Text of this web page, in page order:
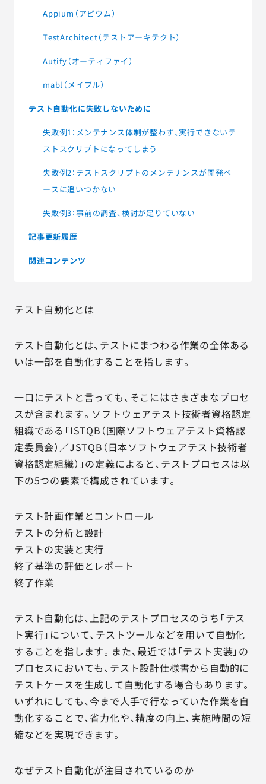
Appium（アピウム）
TestArchitect（テストアーキテクト）
Autify（オーティファイ）
mabl（メイブル）
テスト自動化に失敗しないために
失敗例1：メンテナンス体制が整わず、実行できないテ
ストスクリプトになってしまう
失敗例2：テストスクリプトのメンテナンスが開発ペ
ースに追いつかない
失敗例3：事前の調査、検討が足りていない
記事更新履歴
関連コンテンツ
テスト自動化とは
テスト自動化とは、テストにまつわる作業の全体ある
いは一部を自動化することを指します。
一口にテストと言っても、そこにはさまざまなプロセ
スが含まれます。ソフトウェアテスト技術者資格認定
組織である「ISTQB（国際ソフトウェアテスト資格認
定委員会）／JSTQB（日本ソフトウェアテスト技術者
資格認定組織）」の定義によると、テストプロセスは以
下の5つの要素で構成されています。
テスト計画作業とコントロール
テストの分析と設計
テストの実装と実行
終了基準の評価とレポート
終了作業
テスト自動化は、上記のテストプロセスのうち「テス
ト実行」について、テストツールなどを用いて自動化
することを指します。また、最近では「テスト実装」の
プロセスにおいても、テスト設計仕様書から自動的に
テストケースを生成して自動化する場合もあります。
いずれにしても、今まで人手で行なっていた作業を自
動化することで、省力化や、精度の向上、実施時間の短
縮などを実現できます。
なぜテスト自動化が注目されているのか